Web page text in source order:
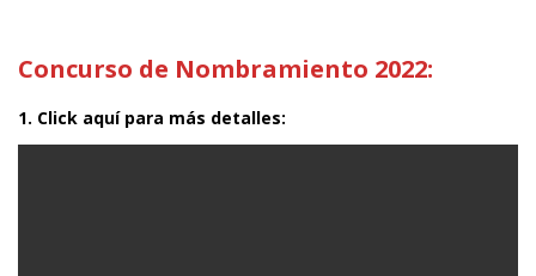
Concurso de Nombramiento 2022:
1. Click aquí para más detalles: